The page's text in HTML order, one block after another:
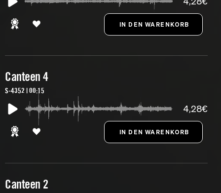
Canteen 4
S-4352 | 00:15
4,28€
Canteen 2